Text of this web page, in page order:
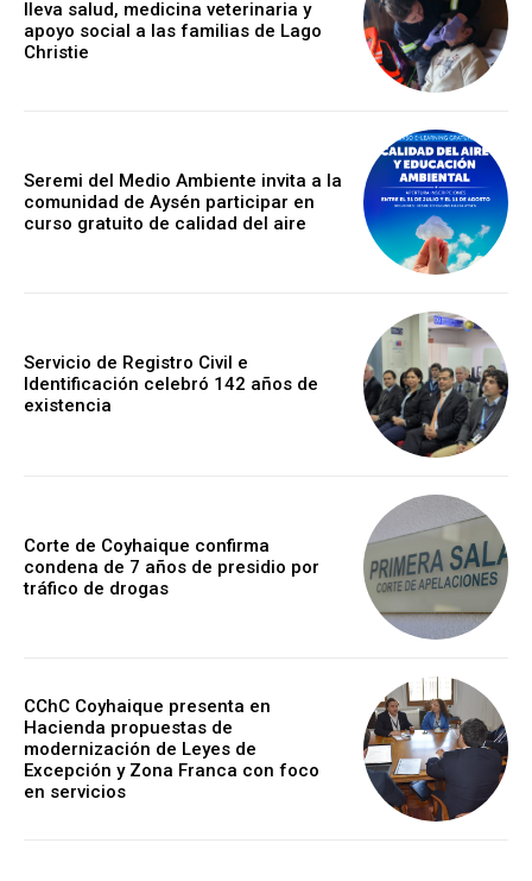
lleva salud, medicina veterinaria y
apoyo social a las familias de Lago
Christie
Seremi del Medio Ambiente invita a la
comunidad de Aysén participar en
curso gratuito de calidad del aire
Servicio de Registro Civil e
Identificación celebró 142 años de
existencia
Corte de Coyhaique confirma
condena de 7 años de presidio por
tráfico de drogas
CChC Coyhaique presenta en
Hacienda propuestas de
modernización de Leyes de
Excepción y Zona Franca con foco
en servicios